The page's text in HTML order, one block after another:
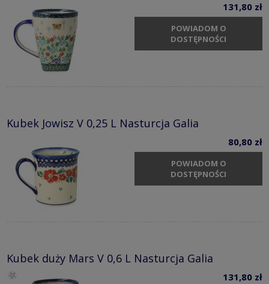
131,80 zł
POWIADOM O
DOSTĘPNOŚCI
Kubek Jowisz V 0,25 L Nasturcja Galia
80,80 zł
POWIADOM O
DOSTĘPNOŚCI
Kubek duży Mars V 0,6 L Nasturcja Galia
131,80 zł